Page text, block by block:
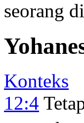
seorang
Konteks
12:4